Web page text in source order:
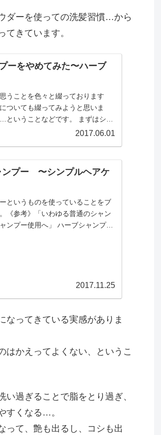
ダーを使っての洗髪習慣…から
きています。
ーをやめてみた〜ハーブ
うことを色々と綴っております
ついても綴ってみようと思いま
ということなどです。 まずはシャ
2017.06.01
ンプー 〜シンプルヘアケ
というものを使っていることをブ
《参考》「いわゆる普通のシャン
ンプー使用へ」 ハーブシャンプー
2017.11.25
なってきている実感がありま
はかえってよくない、というこ
過ぎることで脂をとり過ぎ、
すくなる…。
って、艶も出るし、コシも出